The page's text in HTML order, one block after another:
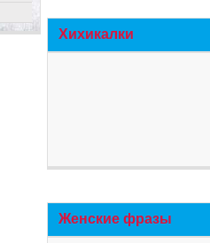
Хихикалки
Женские фразы